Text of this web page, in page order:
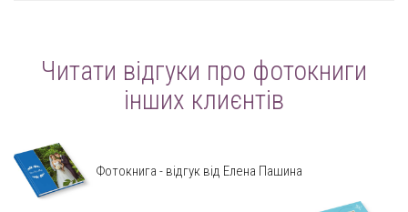
Читати відгуки про фотокниги
інших клиєнтів
Фотокнига - відгук від Елена Пашина